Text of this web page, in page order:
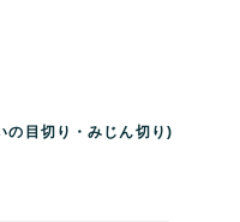
の目切り・みじん切り)